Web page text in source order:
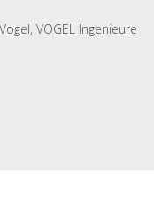
VOGEL Ingenieure